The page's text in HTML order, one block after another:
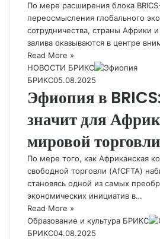
По мере расширения блока
переосмысления глобального
сотрудничества, страны Африки
залива оказываются в центре
Read More »
НОВОСТИ БРИКС
БРИКС05.08.2025
Эфиопия в
значит для
мировой
По мере того, как Африканская
свободной торговли (AfCFTA)
становясь одной из самых
экономических инициатив в…
Read More »
Образование и культура БРИКС
БРИКС04.08.2025